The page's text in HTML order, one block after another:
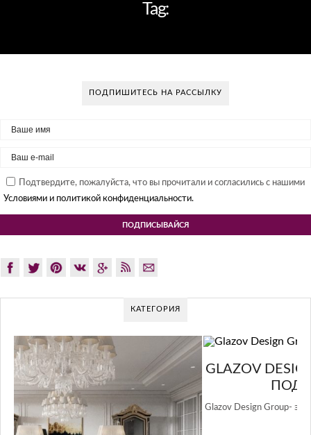
Tag:
ПОДПИШИТЕСЬ НА РАССЫЛКУ
Подтвердите, пожалуйста, что вы прочитали и согласились с нашими
Условиями и политикой конфиденциальности.
КАТЕГОРИЯ
GLAZOV DESIGN GROUP – УНИКАЛЬНЫЙ
ПОДХОД К ДИЗАЙНУ
Glazov Design Group- это одна из лучших студий дизайна интерьера
в Росси…